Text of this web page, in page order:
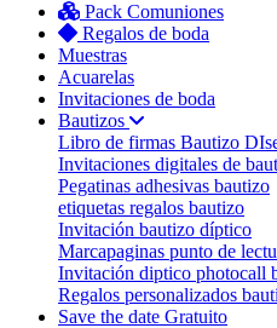
Pack Comuniones
Regalos de boda
Muestras
Acuarelas
Invitaciones de boda
Bautizos
Libro de firmas Bautizo
Invitaciones digitales de
Pegatinas adhesivas bautizo
etiquetas regalos bautizo
Invitación bautizo díptico
Marcapaginas punto de
Invitación diptico photocall
Regalos personalizados
Save the date Gratuito